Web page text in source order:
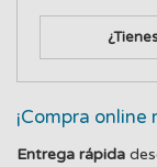
¡Compra
Entrega rápida